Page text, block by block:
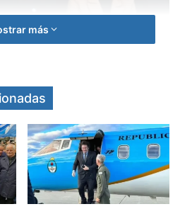
estrés político por los
se le vinieron días
más